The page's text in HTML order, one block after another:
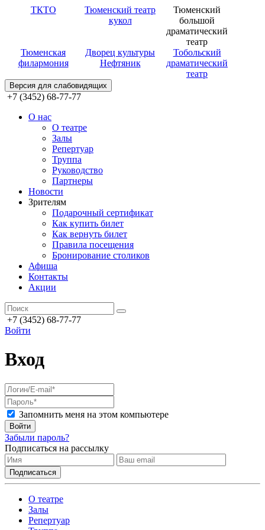
ТКТО
Тюменский театр
кукол
Тюменский
большой
драматический
театр
Тюменская
филармония
Дворец культуры
Нефтяник
Тобольский
драматический
театр
Версия для слабовидящих
+7 (3452) 68-77-77
О нас
О театре
Залы
Репертуар
Труппа
Руководство
Партнеры
Новости
Зрителям
Подарочный сертификат
Как купить билет
Как вернуть билет
Правила посещения
Бронирование столиков
Афиша
Контакты
Акции
+7 (3452) 68-77-77
Войти
Вход
Запомнить меня на этом компьютере
Войти
Забыли пароль?
Подписаться на рассылку
О театре
Залы
Репертуар